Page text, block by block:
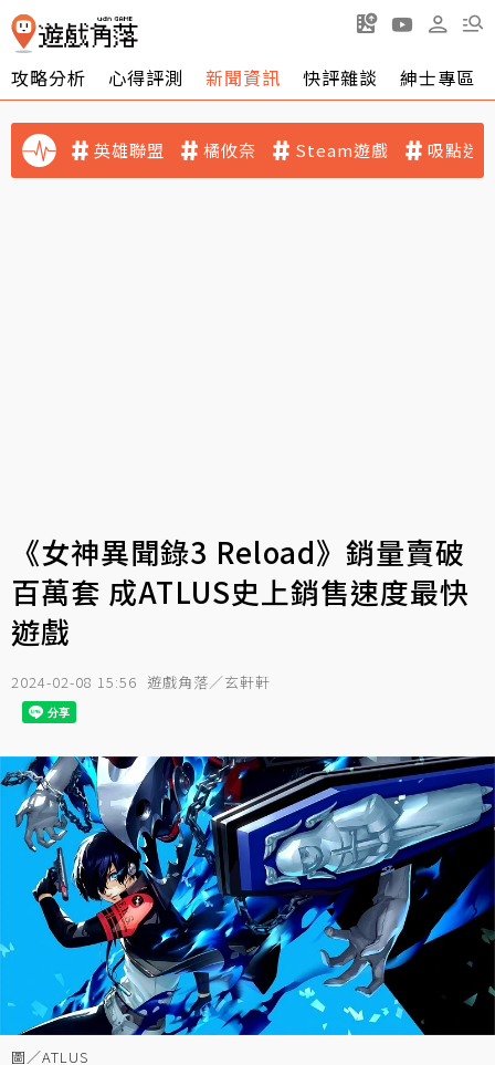
攻略分析 心得評測 新聞資訊 快評雜談 紳士專區
英雄聯盟 橘攸奈 Steam遊戲 吸點迷
《女神異聞錄3 Reload》銷量賣破
百萬套 成ATLUS史上銷售速度最快
遊戲
2024-02-08 15:56 遊戲角落／玄軒軒
圖／ATLUS